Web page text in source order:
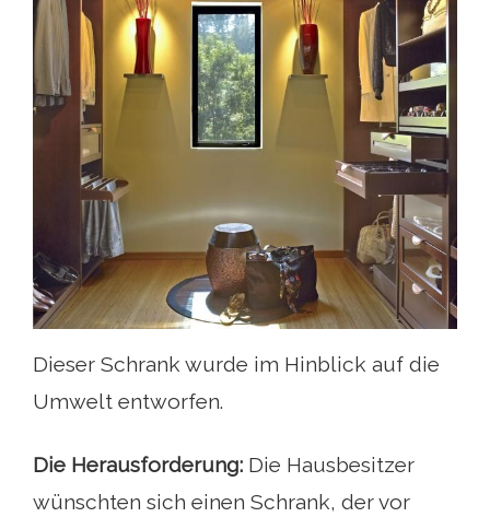
Dieser Schrank wurde im Hinblick auf die
Umwelt entworfen.
Die Herausforderung: Die Hausbesitzer
wünschten sich einen Schrank, der vor